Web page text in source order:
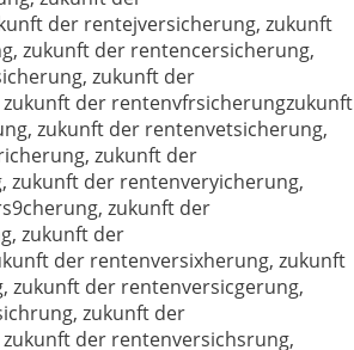
der rentejversicherung, zukunft
zukunft der rentencersicherung,
zukunft der
der rentenvfrsicherungzukunft
zukunft der rentenvetsicherung,
zukunft der
zukunft der rentenveryicherung,
zukunft der
zukunft der
der rentenversixherung, zukunft
zukunft der rentenversicgerung,
zukunft der
der rentenversichsrung,